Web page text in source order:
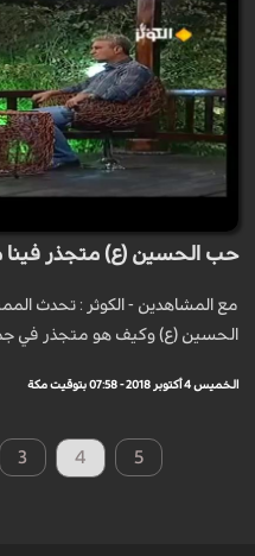
حب الحسين (ع) متجذر فينا
مع المشاهدين - الكوثر : تحدث
الحسين (ع) وكيف هو متجذر في
الخميس 4 أكتوبر 2018 - 07:58 بتوقيت مكة
3 4 5